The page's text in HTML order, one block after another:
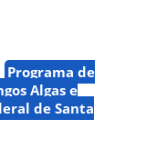
Programa de
Algas e
de Santa